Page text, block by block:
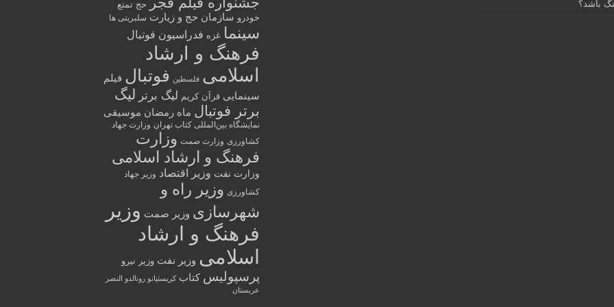
باشد؟
حج تمتع
خودرو سازمان حج و زیارت سلبریتی ها
سینما غزه فدراسیون فوتبال
فرهنگ و ارشاد
اسلامی فلسطین فوتبال فیلم
سینمایی قرآن کریم لیگ برتر لیگ
برتر فوتبال ماه رمضان موسیقی
نمایشگاه بین‌المللی کتاب تهران وزارت جهاد
کشاورزی وزارت صمت وزارت
فرهنگ و ارشاد اسلامی
وزارت نفت وزیر اقتصاد وزیر جهاد
کشاورزی وزیر راه و
شهرسازی وزیر صمت وزیر
فرهنگ و ارشاد
اسلامی وزیر نفت وزیر نیرو
پرسپولیس کتاب کریستیانو رونالدو النصر
عربستان